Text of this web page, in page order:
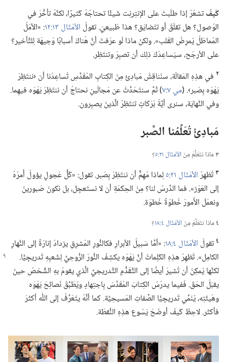
كَيفَتشعُرُ إذا طلَبتَ على الإنتِرنِت شَيئًا تحتاجُهُ كَثيرًا،‏ لكنَّهُ تأخَّرَ في
الوُصول؟‏ هل تقلَقُ أو تتَضايَق؟‏ هذا طَبيعيّ.‏ تقولُ الأمْثَال ١٣:‏١٢
‏:‏ «الأمَلُ
المُماطَلُ يُمرِضُ القَلب».‏ ولكنْ ماذا لَو عرَفتَ أنَّ هُناكَ أسبابًا وَجيهَة لِلتَّأخير؟‏
على الأرجَح،‏ سيُساعِدُكَ ذلِك أن تصبِرَ وتنتَظِر.‏
٢ في هذِهِ المَقالَة،‏ سنُناقِشُ مَبادِئَ مِنَ الكِتابِ المُقَدَّسِ تُساعِدُنا أن ‹ننتَظِرَ
يَهْوَه بِصَبر›.‏ (‏مي ٧:‏٧
‏)‏ ثُمَّ سنتَحَدَّثُ عن مَجالَينِ نحتاجُ أن ننتَظِرَ يَهْوَه فيهِما.‏
وفي النِّهايَة،‏ سنرى أيَّةُ بَرَكاتٍ تنتَظِرُ الَّذينَ يصبِرون.‏
مَبادِئُ تُعَلِّمُنا الصَّبر
٣ماذا نتَعَلَّمُ مِنَالأمْثَال ٢١:‏٥
‏؟‏
٣تُظهِرُالأمْثَال ٢١:‏٥
لِماذا مُهِمٌّ أن ننتَظِرَ بِصَبر.‏ تقول:‏ «كُلُّ عَجولٍ يؤولُ أَمرُهُ
إلى العَوَز».‏ فما الدَّرسُ لنا؟‏ مِنَ الحِكمَةِ أن لا نستَعجِل،‏ بل نكونَ صَبورينَ
ونعمَلَ الأُمورَ خُطوَةً خُطوَة.‏
٤ماذا نتَعَلَّمُ مِنَالأمْثَال ٤:‏١٨
‏؟‏
٤تقولُ الأمْثَال ٤:‏١٨
‏:‏ «أمَّا سَبيلُ الأبرارِ فكالنُّورِ المُشرِقِ يزدادُ إنارَةً إلى النَّهارِ
الكامِل».‏ تُظهِرُ هذِهِ الكَلِماتُ أنَّ يَهْوَه يكشِفُ النُّورَ الرُّوحِيَّلِشَعبِهِ تَدريجِيًّا.‏
لكنَّها يُمكِنُ أن تُشيرَ أيضًا إلى التَّقَدُّمِ التَّدريجيِّ الَّذي يقومُ بهِ الشَّخصُ حينَ
يقبَلُ الحَقّ.‏ فَفيما يدرُسُ الكِتابَ المُقَدَّسَ بِاجتِهادٍ ويُطَبِّقُ نَصائِحَ يَهْوَه
وهَيئَتِه،‏ يُنَمِّي تَدريجِيًّا الصِّفاتِ المَسيحِيَّة.‏ كما أنَّهُ يتَعَرَّفُ إلى اللّٰه أكثَرَ
فأكثَر.‏ لاحِظْ كَيفَ أوضَحَ يَسُوع هذِهِ النُّقطَة.‏